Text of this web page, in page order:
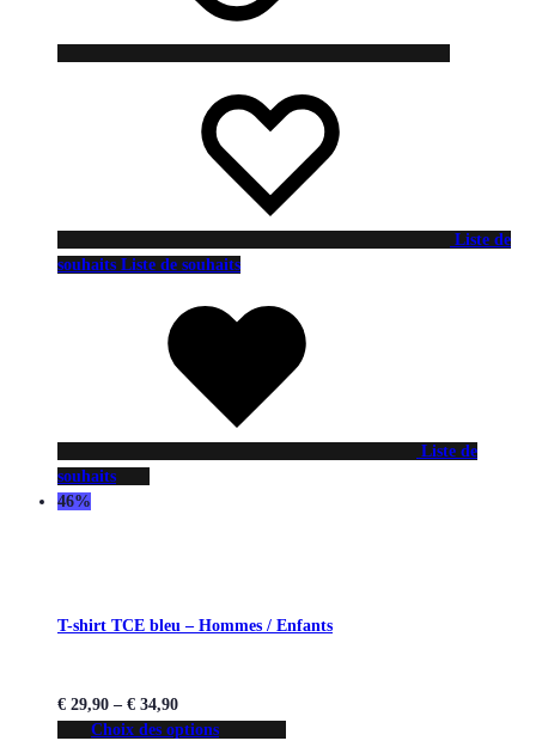
Liste de
souhaits Liste de souhaits
Liste de
souhaits
46%
T-shirt TCE bleu – Hommes / Enfants
€ 29,90 – € 34,90
Choix des options